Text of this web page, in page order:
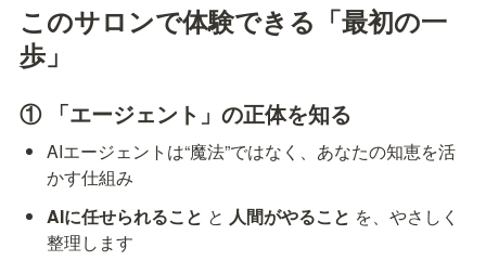
このサロンで体験できる「最初の一
歩」
① 「エージェント」の正体を知る
AIエージェントは“魔法”ではなく、あなたの知恵を活
かす仕組み
AIに任せられること と 人間がやること を、やさしく
整理します